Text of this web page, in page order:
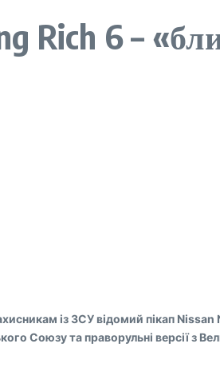
Rich 6 –
із ЗСУ відомий пікап
Союзу та праворульні версії з